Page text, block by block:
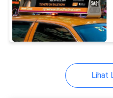
BillboardLihat